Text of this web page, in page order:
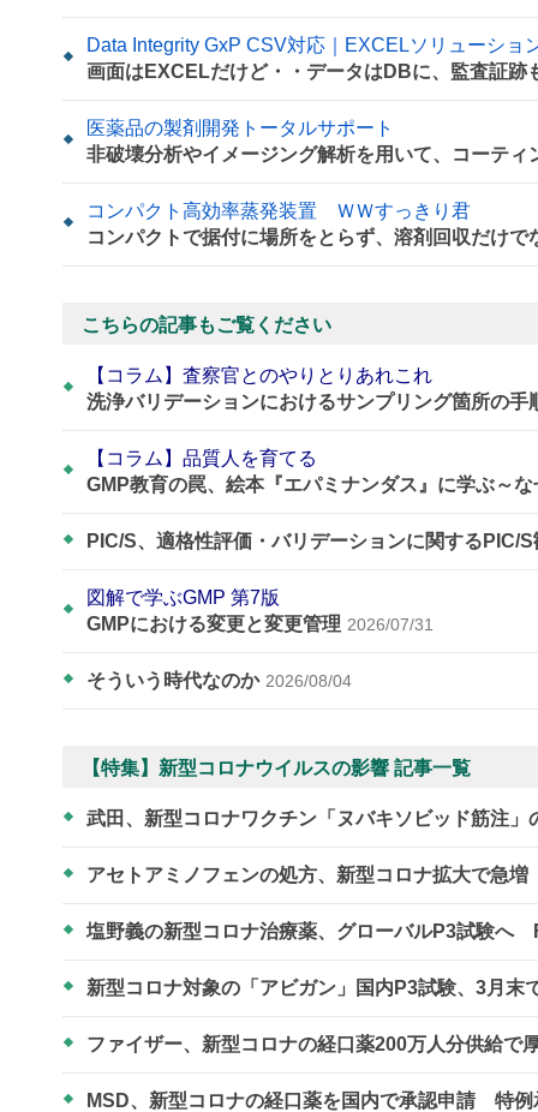
Data Integrity GxP CSV対応｜EXCELソリューショ
画面はEXCELだけど・・データはDBに、監査証跡
医薬品の製剤開発トータルサポート
非破壊分析やイメージング解析を用いて、コーテ
コンパクト高効率蒸発装置 ＷＷすっきり君
コンパクトで据付に場所をとらず、溶剤回収だけ
こちらの記事もご覧ください
【コラム】査察官とのやりとりあれこれ
洗浄バリデーションにおけるサンプリング箇所の手
【コラム】品質人を育てる
GMP教育の罠、絵本『エパミナンダス』に学ぶ～
PIC/S、適格性評価・バリデーションに関するPIC/
図解で学ぶGMP 第7版
GMPにおける変更と変更管理 2026/07/31
そういう時代なのか 2026/08/04
【特集】新型コロナウイルスの影響 記事一覧
武田、新型コロナワクチン「ヌバキソビッド筋注
アセトアミノフェンの処方、新型コロナ拡大で急
塩野義の新型コロナ治療薬、グローバルP3試験へ
新型コロナ対象の「アビガン」国内P3試験、3月
ファイザー、新型コロナの経口薬200万人分供給で
MSD、新型コロナの経口薬を国内で承認申請 特